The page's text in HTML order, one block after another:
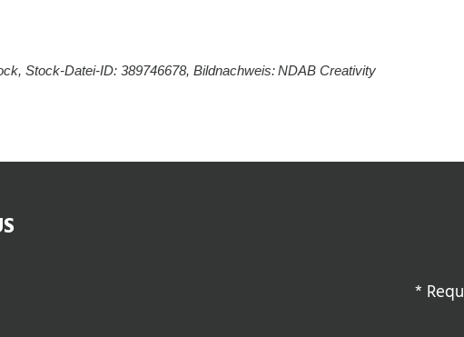
Stock-Datei-ID: 389746678, Bildnachweis:NDAB Creativity
*